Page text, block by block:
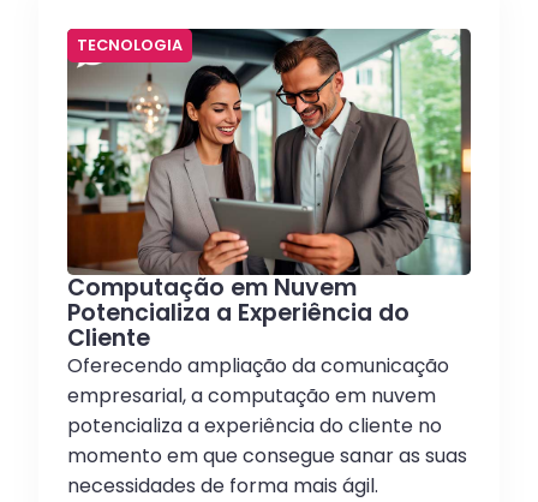
TECNOLOGIA
Computação em Nuvem
Potencializa a Experiência do
Cliente
Oferecendo ampliação da comunicação
empresarial, a computação em nuvem
potencializa a experiência do cliente no
momento em que consegue sanar as suas
necessidades de forma mais ágil.